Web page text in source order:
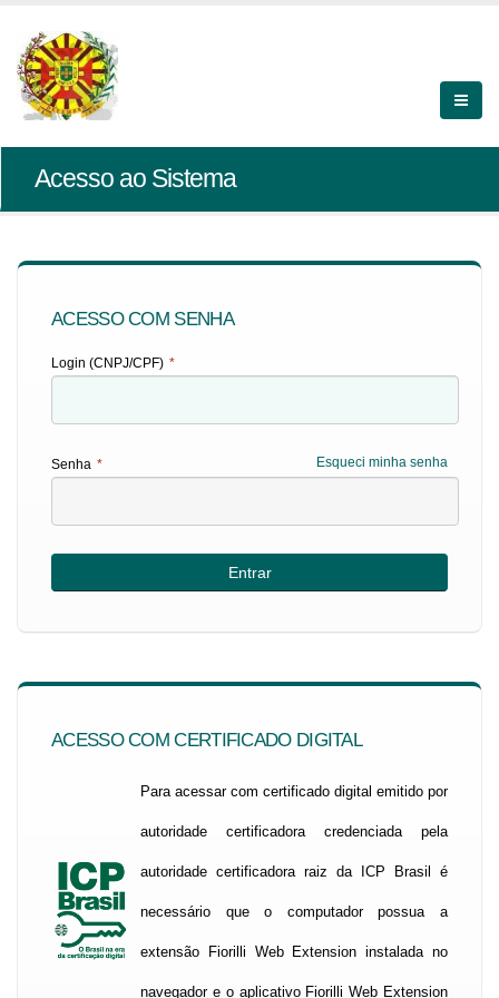
Acesso ao Sistema
ACESSO COM SENHA
Login (CNPJ/CPF) *
Esqueci minha senha
Senha *
ACESSO COM CERTIFICADO DIGITAL
Para acessar com certificado digital emitido por
autoridade certificadora credenciada pela
autoridade certificadora raiz da ICP Brasil é
necessário que o computador possua a
extensão Fiorilli Web Extension instalada no
navegador e o aplicativo Fiorilli Web Extension